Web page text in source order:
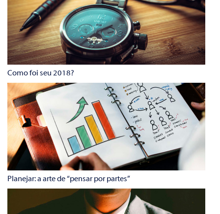
Como foi seu 2018?
Planejar: a arte de “pensar por partes”